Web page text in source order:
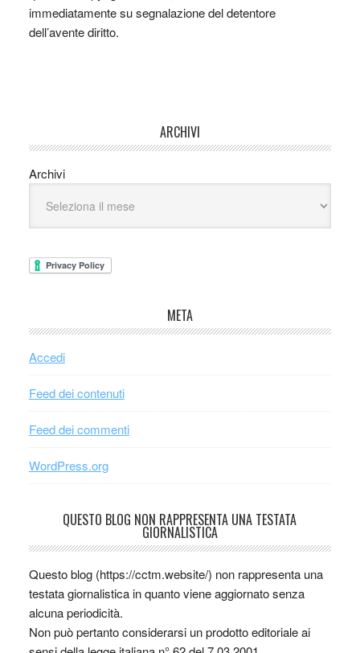
immediatamente su segnalazione del detentore
dell’avente diritto.
ARCHIVI
Archivi
META
Accedi
Feed dei contenuti
Feed dei commenti
WordPress.org
QUESTO BLOG NON RAPPRESENTA UNA TESTATA
GIORNALISTICA
Questo blog (https://cctm.website/) non rappresenta una
testata giornalistica in quanto viene aggiornato senza
alcuna periodicità.
Non può pertanto considerarsi un prodotto editoriale ai